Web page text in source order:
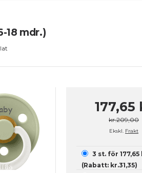
18 mdr.)
177,65
kr.209,00
Ekskl. Frakt
3 st. för 177,65
(Rabatt: kr.31,35)